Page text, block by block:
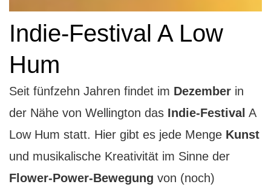
Indie-Festival A Low
Hum
Seit fünfzehn Jahren findet im Dezember in
der Nähe von Wellington das Indie-Festival A
Low Hum statt. Hier gibt es jede Menge Kunst
und musikalische Kreativität im Sinne der
Flower-Power-Bewegung von (noch)